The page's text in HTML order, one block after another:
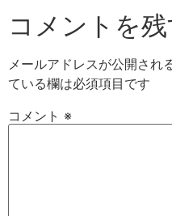
コメントを残
メールアドレスが公開され
ている欄は必須項目です
コメント ※